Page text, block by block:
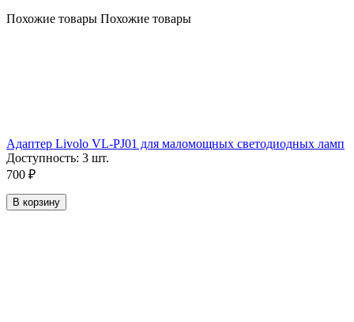
Похожие товары Похожие товары
Адаптер Livolo VL-PJ01 для маломощных светодиодных ламп
Доступность: 3 шт.
700 ₽
В корзину